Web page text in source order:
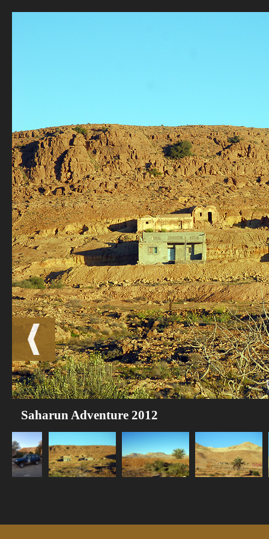
Saharun Adventure 2012